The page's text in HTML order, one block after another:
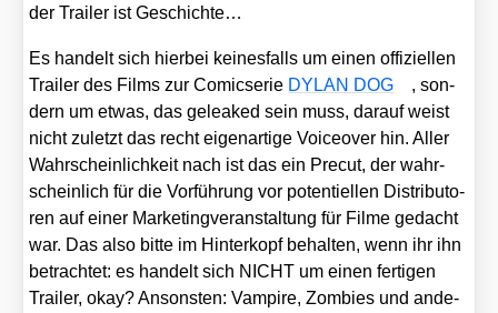
der Trai­ler ist Geschich­te…
Es han­delt sich hier­bei kei­nes­falls um einen offi­zi­el­len
Trai­ler des Films zur Comic­se­rie DYLAN DOG
, son­
dern um etwas, das gelea­k­ed sein muss, dar­auf weist
nicht zuletzt das recht eigen­ar­ti­ge Voice­over hin. Aller
Wahr­schein­lich­keit nach ist das ein Pre­cut, der wahr­
schein­lich für die Vor­füh­rung vor poten­ti­el­len Dis­tri­bu­to­
ren auf einer Mar­ke­ting­ver­an­stal­tung für Fil­me gedacht
war. Das also bit­te im Hin­ter­kopf behal­ten, wenn ihr ihn
betrach­tet: es han­delt sich NICHT um einen fer­ti­gen
Trai­ler, okay? Ansons­ten: Vam­pi­re, Zom­bies und ande­